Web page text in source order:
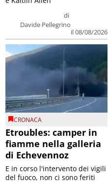
di
Davide Pellegrino
il 08/08/2026
CRONACA
Etroubles: camper in
fiamme nella galleria
di Echevennoz
E in corso l'intervento dei vigili
del fuoco, non ci sono feriti